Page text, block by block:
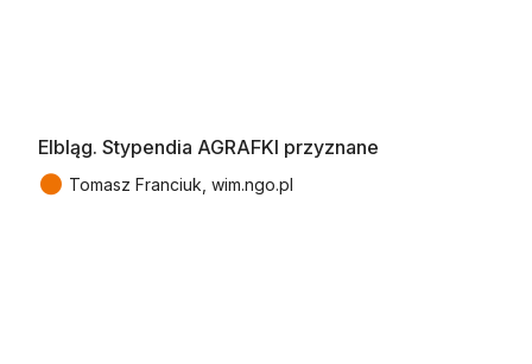
Elbląg. Stypendia AGRAFKI przyznane
● Tomasz Franciuk, wim.ngo.pl